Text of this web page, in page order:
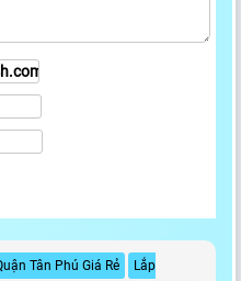
Tân Phú Giá Rẻ
Lắp